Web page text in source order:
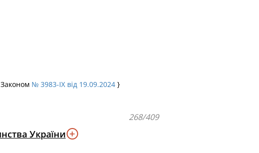
№ 3983-IX від 19.09.2024 }
268/409
України